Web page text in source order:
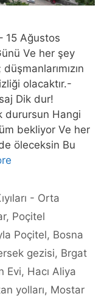
15 Ağustos
Ve her şey
olacaktır.-
Dik dur!
durursun Hangi
bekliyor Ve her
öleceksin Bu
- Orta
, Poçitel
Poçitel, Bosna
gezisi, Brgat
Evi, Hacı Aliya
yolları, Mostar